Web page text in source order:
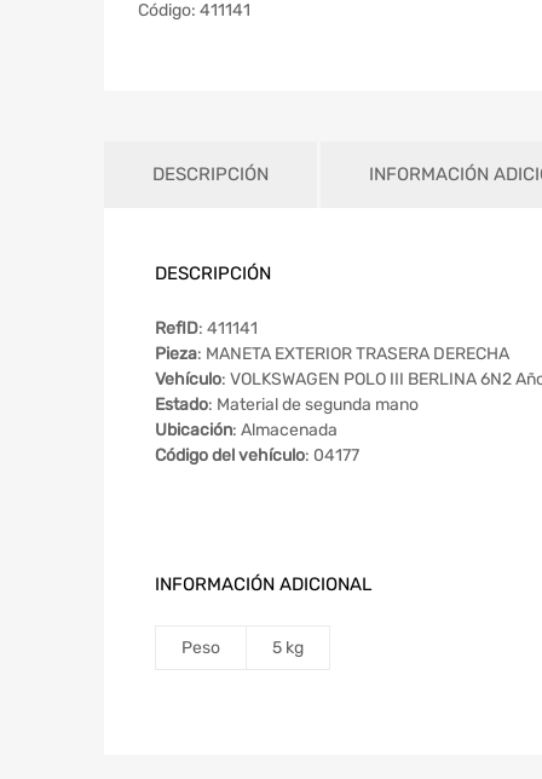
Código: 411141
DESCRIPCIÓN INFORMACIÓN
DESCRIPCIÓN
RefID: 411141
Pieza: MANETA EXTERIOR TRASERA DERECHA
Vehículo: VOLKSWAGEN POLO III BERLINA 6N2
Estado: Material de segunda mano
Ubicación: Almacenada
Código del vehículo: 04177
INFORMACIÓN ADICIONAL
Peso 5 kg